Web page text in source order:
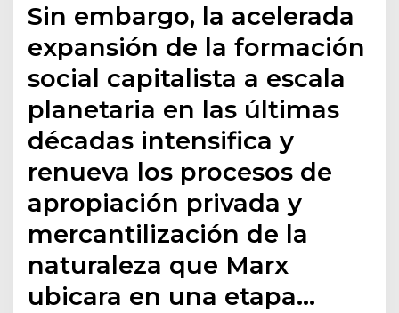
Sin embargo, la acelerada
expansión de la formación
social capitalista a escala
planetaria en las últimas
décadas intensifica y
renueva los procesos de
apropiación privada y
mercantilización de la
naturaleza que Marx
ubicara en una etapa…